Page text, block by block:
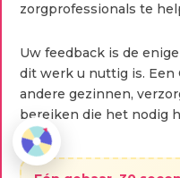
zorgprofessionals te
Uw feedback is de
dit werk u nuttig is. Een
andere gezinnen,
bereiken die het nodig